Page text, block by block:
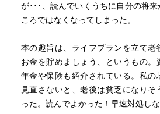
が･･･、読んでいくうちに自分の将
ころではなくなってしまった。
本の趣旨は、ライフプランを立て老
お金を貯めましょう、というもの。
年金や保険も紹介されている。私の
見直さないと、老後は貧乏になり
った。読んでよかった！早速対処しな